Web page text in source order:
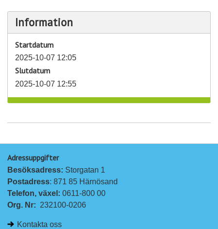
Information
Startdatum
2025-10-07 12:05
Slutdatum
2025-10-07 12:55
Adressuppgifter
Besöksadress: Storgatan 1
Postadress: 871 85 Härnösand
Telefon, växel: 0611-800 00
Org. Nr: 232100-0206
Kontakta oss